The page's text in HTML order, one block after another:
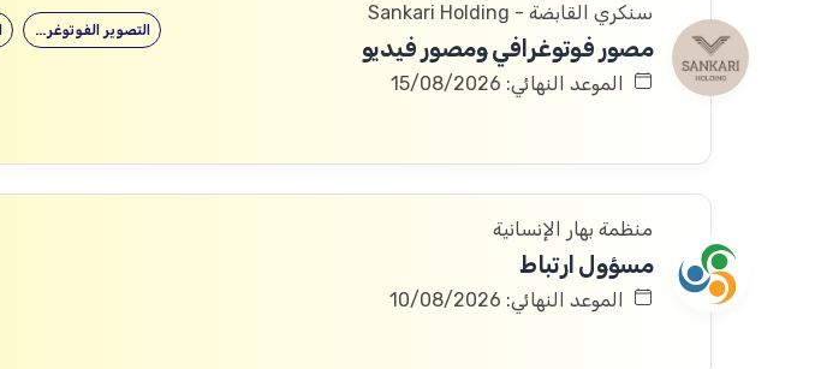
سنكري القابضة - Sankari Holding
مصور فوتوغرافي ومصور فيديو
الموعد النهائي: 15/08/2026
التصوير الفوتوغرافي
منظمة بهار الإنسانية
مسؤول ارتباط
الموعد النهائي: 10/08/2026